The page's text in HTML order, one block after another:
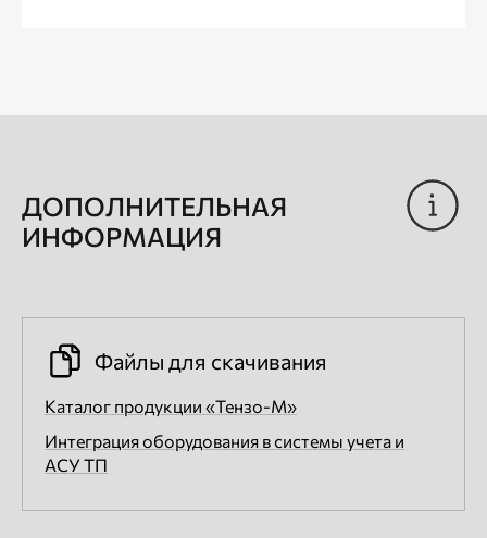
ДОПОЛНИТЕЛЬНАЯ
ИНФОРМАЦИЯ
Файлы для скачивания
Каталог продукции «Тензо-М»
Интеграция оборудования в системы учета и
АСУ ТП